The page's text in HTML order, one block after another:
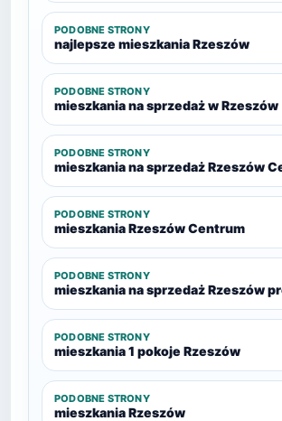
PODOBNE STRONY
najlepsze mieszkania Rzeszów
PODOBNE STRONY
mieszkania na sprzedaż w Rzeszów
PODOBNE STRONY
mieszkania na sprzedaż Rzeszów
PODOBNE STRONY
mieszkania Rzeszów Centrum
PODOBNE STRONY
mieszkania na sprzedaż Rzeszów
PODOBNE STRONY
mieszkania 1 pokoje Rzeszów
PODOBNE STRONY
mieszkania Rzeszów